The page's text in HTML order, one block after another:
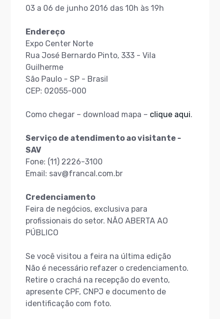
03 a 06 de junho 2016 das 10h às 19h
Endereço
Expo Center Norte
Rua José Bernardo Pinto, 333 - Vila
Guilherme
São Paulo - SP - Brasil
CEP: 02055-000
Como chegar – download mapa – clique aqui.
Serviço de atendimento ao visitante -
SAV
Fone: (11) 2226-3100
Email: sav@francal.com.br
Credenciamento
Feira de negócios, exclusiva para
profissionais do setor. NÃO ABERTA AO
PÚBLICO
Se você visitou a feira na última edição
Não é necessário refazer o credenciamento.
Retire o crachá na recepção do evento,
apresente CPF, CNPJ e documento de
identificação com foto.